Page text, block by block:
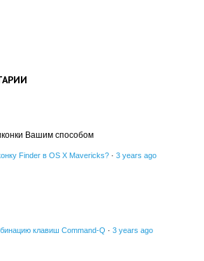
Вашим способом
Finder в OS X Mavericks? · 3 years ago
клавиш Command-Q · 3 years ago